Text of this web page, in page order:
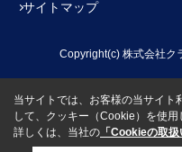
サイトマップ
Copyright(c) 株式会社ク
当サイトでは、お客様の当サイト
して、クッキー（Cookie）を使用
詳しくは、当社の 「Cookieの取扱